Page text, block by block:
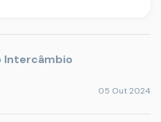
Intercâmbio
05 Out 2024